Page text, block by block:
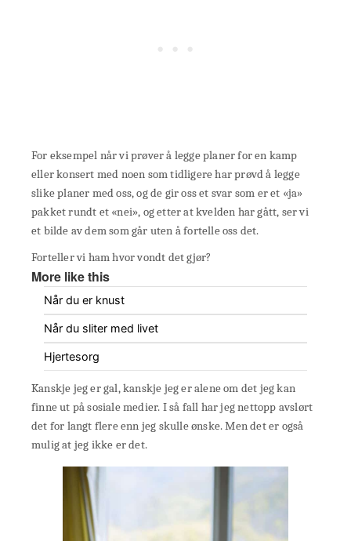
For eksempel når vi prøver å legge planer for en kamp
eller konsert med noen som tidligere har prøvd å legge
slike planer med oss, og de gir oss et svar som er et «ja»
pakket rundt et «nei», og etter at kvelden har gått, ser vi
et bilde av dem som går uten å fortelle oss det.
Forteller vi ham hvor vondt det gjør?
More like this
Når du er knust
Når du sliter med livet
Hjertesorg
Kanskje jeg er gal, kanskje jeg er alene om det jeg kan
finne ut på sosiale medier. I så fall har jeg nettopp avslørt
det for langt flere enn jeg skulle ønske. Men det er også
mulig at jeg ikke er det.